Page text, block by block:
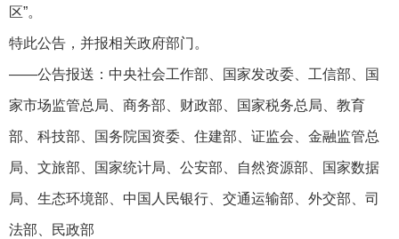
区”。
特此公告，并报相关政府部门。
——公告报送：中央社会工作部、国家发改委、工信部、国
家市场监管总局、商务部、财政部、国家税务总局、教育
部、科技部、国务院国资委、住建部、证监会、金融监管总
局、文旅部、国家统计局、公安部、自然资源部、国家数据
局、生态环境部、中国人民银行、交通运输部、外交部、司
法部、民政部